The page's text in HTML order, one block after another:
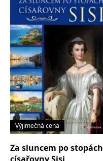
Výjimečná cena
Za sluncem po stopách